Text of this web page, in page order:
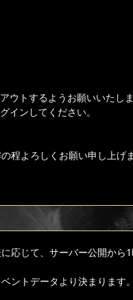
トするようお願いいたしま
インしてください。
程よろしくお願い申し上げま
応じて、サーバー公開から
ントデータより決まります。